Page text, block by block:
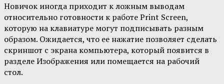
Новичок иногда приходит к ложным выводам
относительно готовности к работе Print Screen,
которую на клавиатуре могут подписывать разным
образом. Ожидается, что ее нажатие позволяет сделать
скриншот с экрана компьютера, который появится в
разделе Изображения или помещается на рабочий
стол.